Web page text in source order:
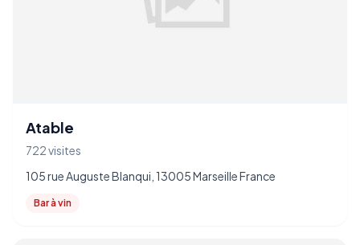
Atable
722 visites
105 rue Auguste Blanqui, 13005 Marseille France
Bar à vin